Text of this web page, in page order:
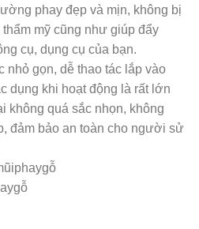
phay đẹp và mịn, không bị
mỹ cũng như giúp đẩy
cụ, dụng cụ của bạn.
nhỏ gọn, dễ thao tác lắp vào
dụng khi hoạt động là rất lớn
không quá sắc nhọn, không
đảm bảo an toàn cho người sử